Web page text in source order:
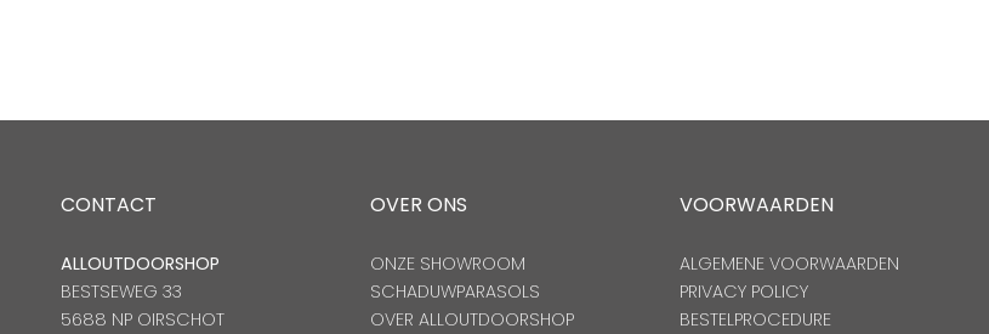
CONTACT
ALLOUTDOORSHOP
BESTSEWEG 33
5688 NP OIRSCHOT
OVER ONS
ONZE SHOWROOM
SCHADUWPARASOLS
OVER ALLOUTDOORSHOP
VOORWAARDEN
ALGEMENE VOORWAARDEN
PRIVACY POLICY
BESTELPROCEDURE